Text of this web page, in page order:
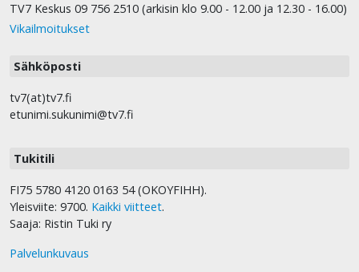
TV7 Keskus 09 756 2510 (arkisin klo 9.00 - 12.00 ja 12.30 - 16.00)
Vikailmoitukset
Sähköposti
tv7(at)tv7.fi
etunimi.sukunimi@tv7.fi
Tukitili
FI75 5780 4120 0163 54 (OKOYFIHH).
Yleisviite: 9700. Kaikki viitteet.
Saaja: Ristin Tuki ry
Palvelunkuvaus